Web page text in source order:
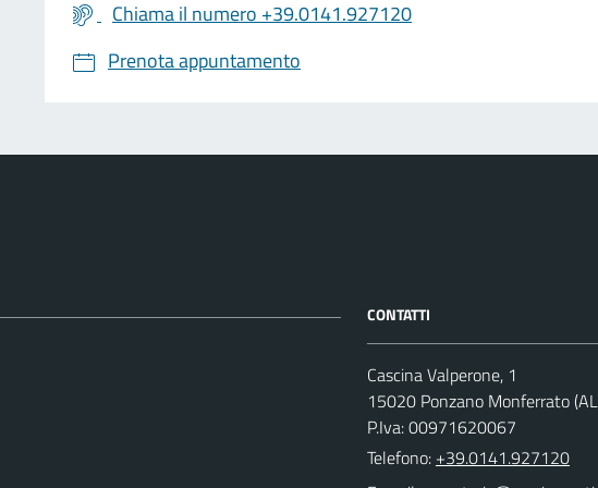
Chiama il numero +39.0141.927120
Prenota appuntamento
CONTATTI
Cascina Valperone, 1
15020 Ponzano Monferrato
P.Iva: 00971620067
Telefono: +39.0141.927120